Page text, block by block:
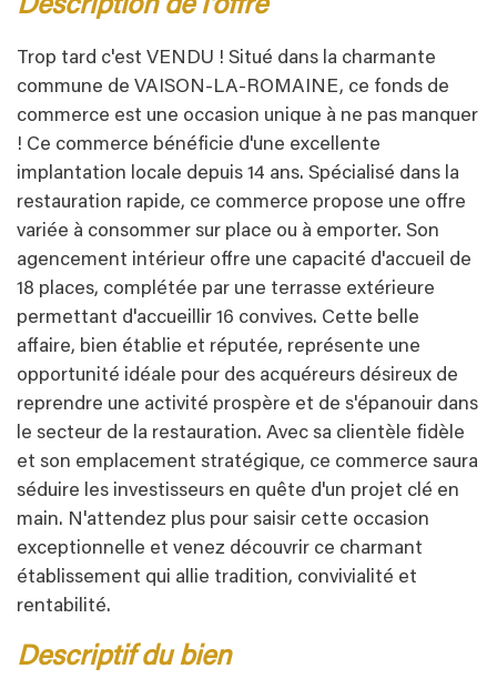
description de l'offre
Trop tard c'est VENDU ! Situé dans la charmante
commune de VAISON-LA-ROMAINE, ce fonds de
commerce est une occasion unique à ne pas manquer
! Ce commerce bénéficie d'une excellente
implantation locale depuis 14 ans. Spécialisé dans la
restauration rapide, ce commerce propose une offre
variée à consommer sur place ou à emporter. Son
agencement intérieur offre une capacité d'accueil de
18 places, complétée par une terrasse extérieure
permettant d'accueillir 16 convives. Cette belle
affaire, bien établie et réputée, représente une
opportunité idéale pour des acquéreurs désireux de
reprendre une activité prospère et de s'épanouir dans
le secteur de la restauration. Avec sa clientèle fidèle
et son emplacement stratégique, ce commerce saura
séduire les investisseurs en quête d'un projet clé en
main. N'attendez plus pour saisir cette occasion
exceptionnelle et venez découvrir ce charmant
établissement qui allie tradition, convivialité et
rentabilité.
descriptif du bien